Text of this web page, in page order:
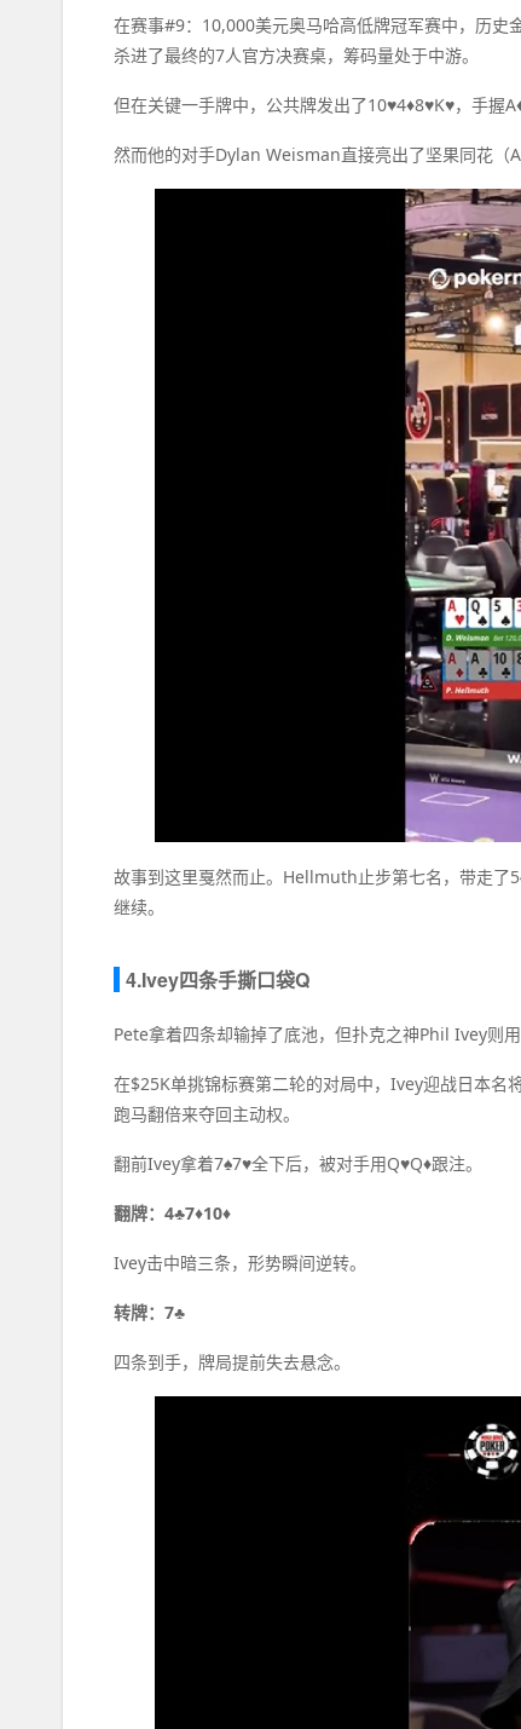
在赛事#9：10,000美元奥马哈高低牌冠军赛中，历
杀进了最终的7人官方决赛桌，筹码量处于中游。
但在关键一手牌中，公共牌发出了10♥4♦8♥K♥，手握
然而他的对手Dylan Weisman直接亮出了坚果同花（
故事到这里戛然而止。Hellmuth止步第七名，带走了
继续。
4.Ivey四条手撕口袋Q
Pete拿着四条却输掉了底池，但扑克之神Phil Ivey则用
在$25K单挑锦标赛第二轮的对局中，Ivey迎战日本
跑马翻倍来夺回主动权。
翻前Ivey拿着7♠7♥全下后，被对手用Q♥Q♦跟注。
翻牌：4♣7♦10♦
Ivey击中暗三条，形势瞬间逆转。
转牌：7♣
四条到手，牌局提前失去悬念。